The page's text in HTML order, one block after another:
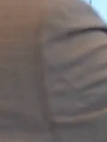
Σε μια εποχή όπου οι
αναπόσπαστο κομμάτι
μεγέθους, οι προκλήσεις
πολλές. Τα αρμόδια
λύσεις σε ζητήματα που
προετοιμάσουν το